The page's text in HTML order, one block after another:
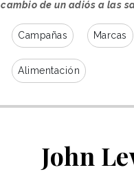
cambio de un adiós a las
Campañas Marcas
Alimentación
John